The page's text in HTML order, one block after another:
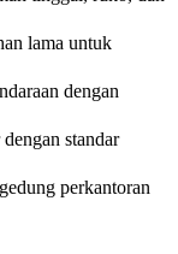
lama untuk
dengan
standar
perkantoran